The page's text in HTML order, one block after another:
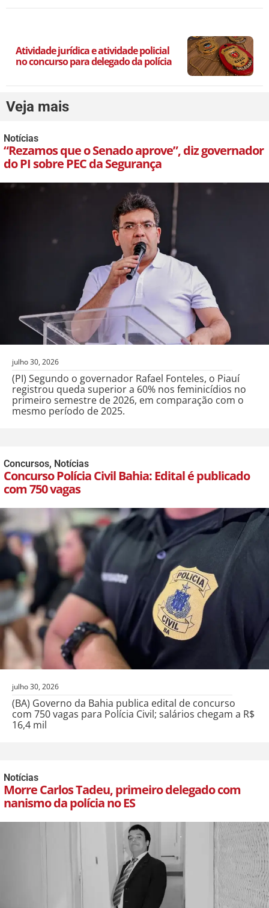
Atividade jurídica e atividade policial
no concurso para delegado da polícia
Veja mais
Notícias
“Rezamos que o Senado aprove”, diz governador
do PI sobre PEC da Segurança
julho 30, 2026
(PI) Segundo o governador Rafael Fonteles, o Piauí
registrou queda superior a 60% nos feminicídios no
primeiro semestre de 2026, em comparação com o
mesmo período de 2025.
Concursos, Notícias
Concurso Polícia Civil Bahia: Edital é publicado
com 750 vagas
julho 30, 2026
(BA) Governo da Bahia publica edital de concurso
com 750 vagas para Polícia Civil; salários chegam a R$
16,4 mil
Notícias
Morre Carlos Tadeu, primeiro delegado com
nanismo da polícia no ES